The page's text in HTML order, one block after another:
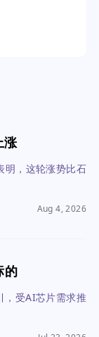
涨
明，这轮涨势比石
Aug 4, 2026
的
，受AI芯片需求推